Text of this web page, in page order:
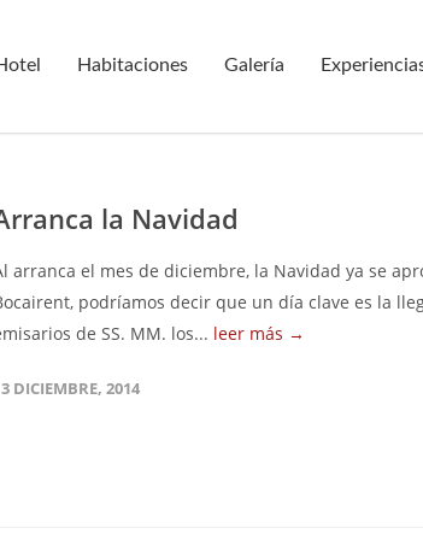
Habitaciones Galería
la Navidad
arranca el mes de diciembre, la Navidad ya se
podríamos decir que un día clave es la
de SS. MM. los... leer más →
DICIEMBRE, 2014